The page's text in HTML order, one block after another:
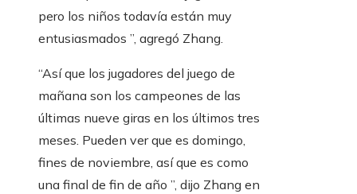
pero los niños todavía están muy
entusiasmados ”, agregó Zhang.
“Así que los jugadores del juego de
mañana son los campeones de las
últimas nueve giras en los últimos tres
meses. Pueden ver que es domingo,
fines de noviembre, así que es como
una final de fin de año ”, dijo Zhang en